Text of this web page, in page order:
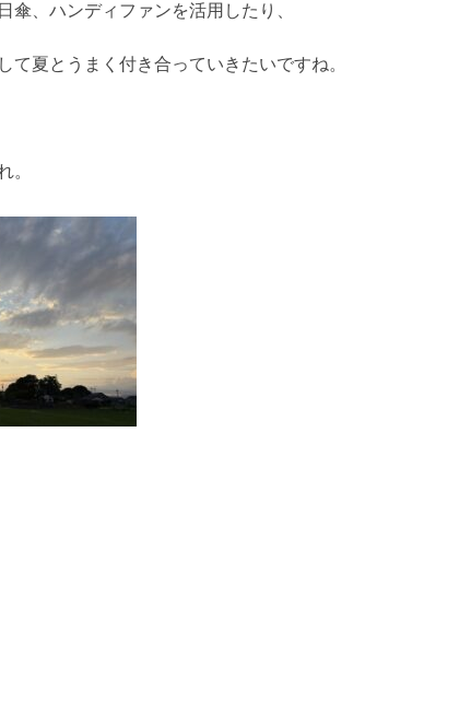
傘、ハンディファンを活用したり、
て夏とうまく付き合っていきたいですね。
。